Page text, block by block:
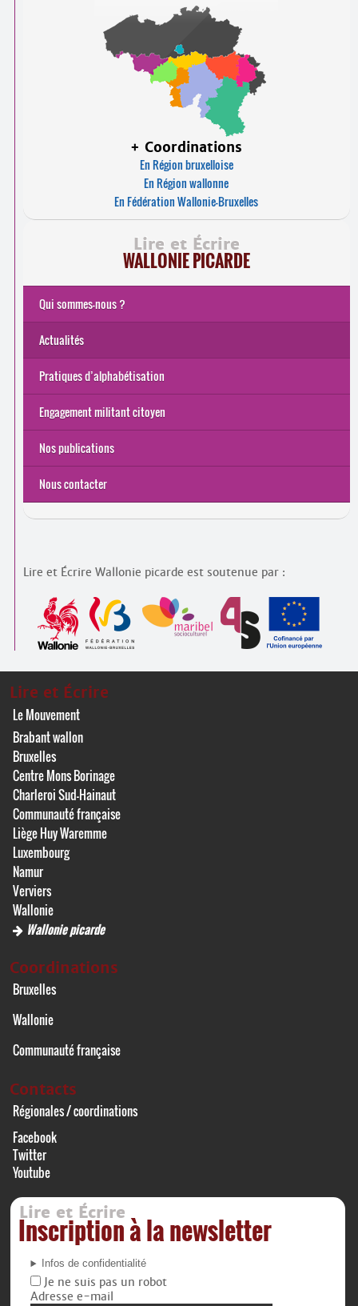
+ Coordinations
En Région bruxelloise
En Région wallonne
En Fédération Wallonie-Bruxelles
Lire et Écrire
WALLONIE PICARDE
Qui sommes-nous ?
Actualités
Pratiques d’alphabétisation
Engagement militant citoyen
Nos publications
Nous contacter
Lire et Écrire Wallonie picarde est soutenue par :
Lire et Écrire
Le Mouvement
Brabant wallon
Bruxelles
Centre Mons Borinage
Charleroi Sud-Hainaut
Communauté française
Liège Huy Waremme
Luxembourg
Namur
Verviers
Wallonie
Wallonie picarde
Coordinations
Bruxelles
Wallonie
Communauté française
Contacts
Régionales / coordinations
Facebook
Twitter
Youtube
Lire et Écrire
Inscription à la newsletter
Infos de confidentialité
Je ne suis pas un robot
Adresse e-mail